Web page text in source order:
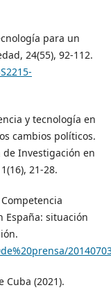
para un
24(55), 92-112.
y tecnología en
cambios políticos.
de Investigación en
21-28.
España: situación
Cuba (2021).